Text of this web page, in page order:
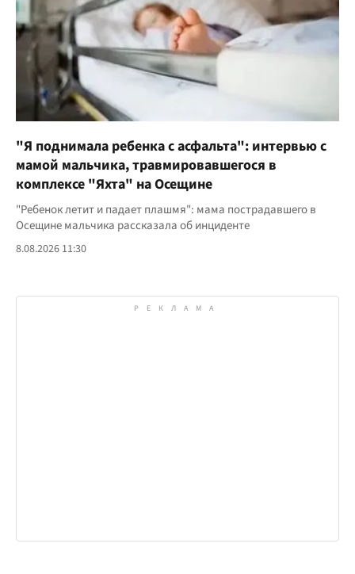
"Я поднимала ребенка с асфальта": интервью с
мамой мальчика, травмировавшегося в
комплексе "Яхта" на Осещине
"Ребенок летит и падает плашмя": мама пострадавшего в
Осещине мальчика рассказала об инциденте
8.08.2026 11:30